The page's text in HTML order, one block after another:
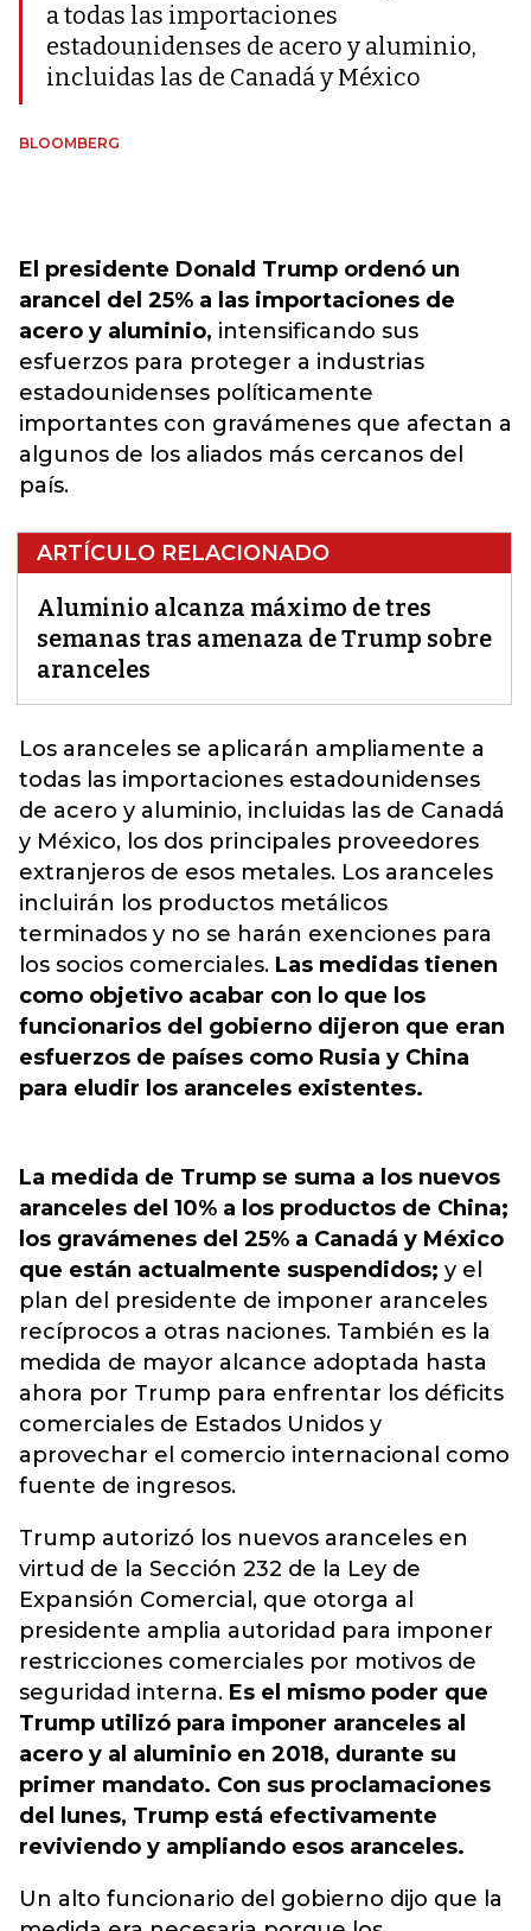
a todas las importaciones
estadounidenses de acero y aluminio,
incluidas las de Canadá y México
BLOOMBERG
El presidente Donald Trump ordenó un
arancel del 25% a las importaciones de
acero y aluminio, intensificando sus
esfuerzos para proteger a industrias
estadounidenses políticamente
importantes con gravámenes que afectan a
algunos de los aliados más cercanos del
país.
ARTÍCULO RELACIONADO
Aluminio alcanza máximo de tres
semanas tras amenaza de Trump sobre
aranceles
Los aranceles se aplicarán ampliamente a
todas las importaciones estadounidenses
de acero y aluminio, incluidas las de Canadá
y México, los dos principales proveedores
extranjeros de esos metales. Los aranceles
incluirán los productos metálicos
terminados y no se harán exenciones para
los socios comerciales. Las medidas tienen
como objetivo acabar con lo que los
funcionarios del gobierno dijeron que eran
esfuerzos de países como Rusia y China
para eludir los aranceles existentes.
La medida de Trump se suma a los nuevos
aranceles del 10% a los productos de China;
los gravámenes del 25% a Canadá y México
que están actualmente suspendidos; y el
plan del presidente de imponer aranceles
recíprocos a otras naciones. También es la
medida de mayor alcance adoptada hasta
ahora por Trump para enfrentar los déficits
comerciales de Estados Unidos y
aprovechar el comercio internacional como
fuente de ingresos.
Trump autorizó los nuevos aranceles en
virtud de la Sección 232 de la Ley de
Expansión Comercial, que otorga al
presidente amplia autoridad para imponer
restricciones comerciales por motivos de
seguridad interna. Es el mismo poder que
Trump utilizó para imponer aranceles al
acero y al aluminio en 2018, durante su
primer mandato. Con sus proclamaciones
del lunes, Trump está efectivamente
reviviendo y ampliando esos aranceles.
Un alto funcionario del gobierno dijo que la